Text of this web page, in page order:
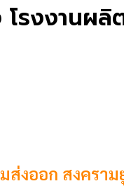
รงงานผลิ
งออก สงครา